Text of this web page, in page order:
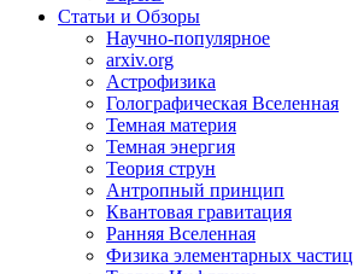
Статьи и Обзоры
Научно-популярное
arxiv.org
Астрофизика
Голографическая Вселенная
Темная материя
Темная энергия
Теория струн
Антропный принцип
Квантовая гравитация
Ранняя Вселенная
Физика элементарных частиц